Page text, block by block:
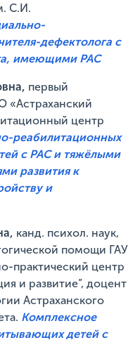
С.И.
дефектолога с
имеющими РАС​
первый
«Астраханский
центр
реабилитационных
с РАС и тяжёлыми
развития к
и
канд. психол. наук,
помощи ГАУ
практический центр
и развитие”, доцент
Астраханского
Комплексное
детей с